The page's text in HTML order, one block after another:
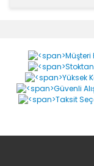
Likit Su